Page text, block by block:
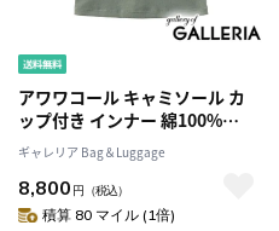
アワワコール キャミソール カ
ップ付き インナー 綿100%
OUR WACOAL トップス インナ
ーウェア ブラトップ アンダー
ゴムなし キャミ シンプル スト
ラップ調整 レディース カップ
ギャレリア Bag＆Luggage
8,800 円 （税込）
積算 80 マイル (1倍)